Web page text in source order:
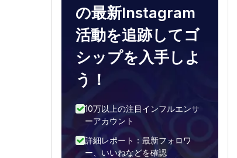
の最新Instagram
活動を追跡してゴ
シップを入手しよ
う！
10万以上の注目インフルエンサ
ーアカウント
詳細レポート：最新フォロワ
ー、いいねなどを確認